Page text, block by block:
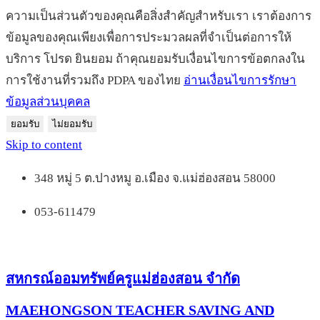
ความเป็นส่วนตัวของคุณคือสิ่งสำคัญสำหรับเรา เราต้องการ
ข้อมูลของคุณเพียงเพื่อการประมวลผลที่จำเป็นต่อการให้
บริการ โปรด ยินยอม ถ้าคุณยอมรับเงื่อนไขการข้อตกลงใน
การใช้งานที่รวมถึง PDPA ของไทย อ่านเงื่อนไขการรักษา
ข้อมูลส่วนบุคคล
ยอมรับ ไม่ยอมรับ
Skip to content
348 หมู่ 5 ต.ปางหมู อ.เมือง จ.แม่ฮ่องสอน 58000
053-611479
สหกรณ์ออมทรัพย์ครูแม่ฮ่องสอน จำกัด
MAEHONGSON TEACHER SAVING AND